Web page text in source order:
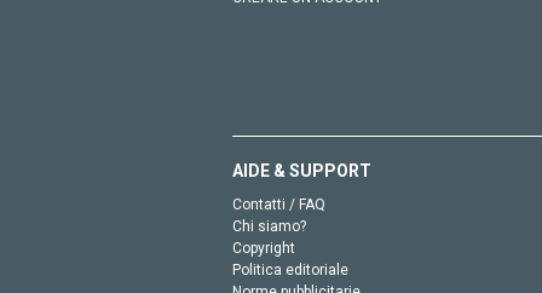
AIDE & SUPPORT
Contatti / FAQ
Chi siamo?
Copyright
Politica editoriale